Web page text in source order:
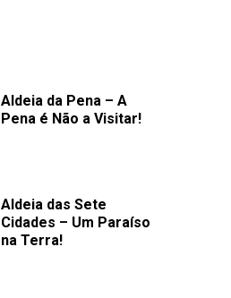
Aldeia da Pena – A
Pena é Não a Visitar!
Aldeia das Sete
Cidades – Um Paraíso
na Terra!